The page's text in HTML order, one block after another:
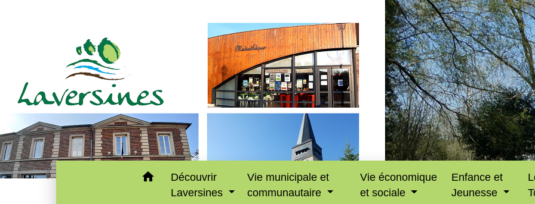
home
Découvrir
Laversines
Vie municipale et
communautaire
Vie économique
et sociale
Enfance et
Jeunesse